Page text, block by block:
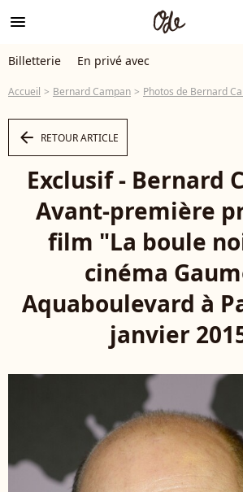
menu
Billetterie En privé avec
Accueil Bernard Campan Photos de Bernard
arrow_left RETOUR ARTICLE
Exclusif - Bernard
Avant-première
film "La boule
cinéma
Aquaboulevard à
janvier